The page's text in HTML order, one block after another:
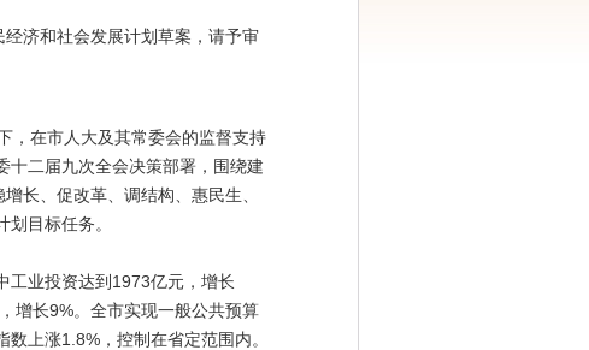
济和社会发展计划草案，请予审
，在市人大及其常委会的监督支持
十二届九次全会决策部署，围绕建
长、促改革、调结构、惠民生、
目标任务。
业投资达到1973亿元，增长
增长9%。全市实现一般公共预算
上涨1.8%，控制在省定范围内。